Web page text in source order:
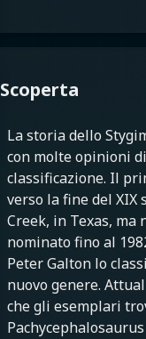
Scoperta
La storia dello
con molte opinioni
classificazione. Il
verso la fine del XIX
Creek, in Texas,
nominato fino al
Peter Galton lo
nuovo genere.
che gli esemplari